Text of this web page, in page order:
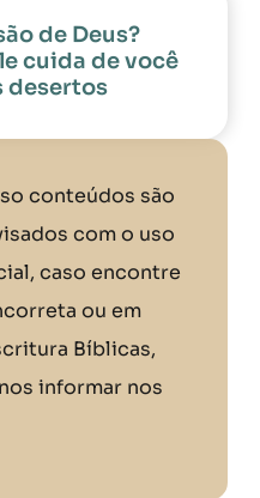
de Deus?
cuida de você
desertos
conteúdos são
com o uso
caso encontre
ou em
Bíblicas,
informar nos